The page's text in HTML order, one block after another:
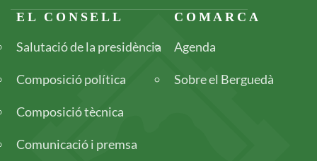
Footer
EL CONSELL
Salutació de la presidència
Composició política
Composició tècnica
Comunicació i premsa
COMARCA
Agenda
Sobre el Berguedà